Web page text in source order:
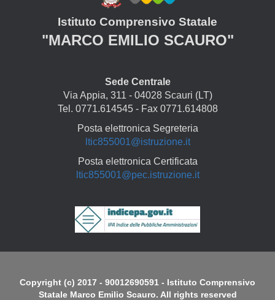
Istituto Comprensivo Statale
"MARCO EMILIO SCAURO"
Sede Centrale
Via Appia, 311 - 04028 Scauri (LT)
Tel. 0771.614545 - Fax 0771.614808
Posta elettronica Segreteria
ltic855001@istruzione.it
Posta elettronica Certificata
ltic855001@pec.istruzione.it
Copyright (c) 2017 - 90012690591 - Istituto Comprensivo
Statale Marco Emilio Scauro. All rights reserved